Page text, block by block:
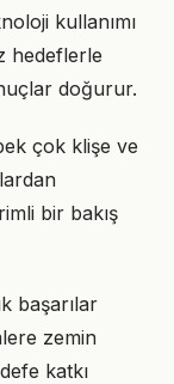
kullanımı
hedeflerle
doğurur.
çok klişe ve
bir bakış
başarılar
zemin
katkı